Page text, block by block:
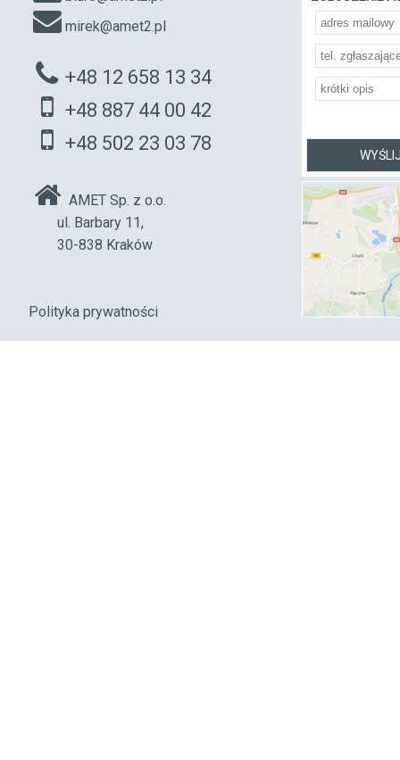
mirek@amet2.pl
+48 12 658 13 34
+48 887 44 00 42
+48 502 23 03 78
AMET Sp. z o.o.
ul. Barbary 11,
30-838 Kraków
Polityka prywatności